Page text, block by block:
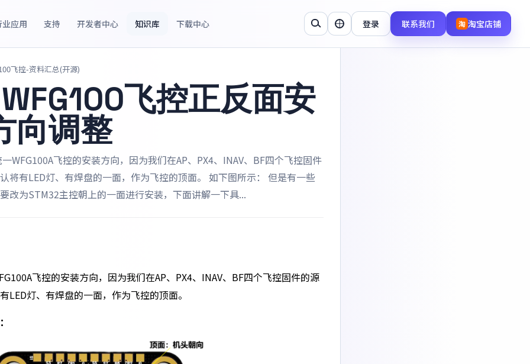
业应用 支持 开发者中心 知识库 下载中心 登录 联系我们 淘 淘宝店铺
飞控-资料汇总(开源)
飞控正反面安
向调整
WFG100A飞控的安装方向，因为我们在AP、PX4、INAV、BF四个飞控固件
将有LED灯、有焊盘的一面，作为飞控的顶面。 如下图所示： 但是有一些
改为STM32主控朝上的一面进行安装，下面讲解一下具...
飞控的安装方向，因为我们在AP、PX4、INAV、BF四个飞控固件的源
LED灯、有焊盘的一面，作为飞控的顶面。